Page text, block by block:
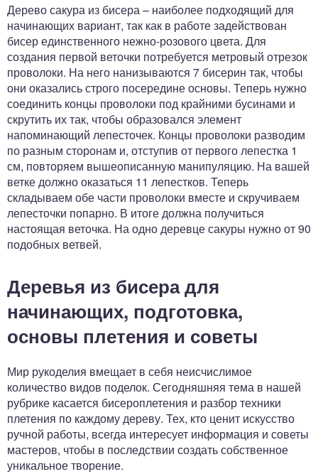
Дерево сакура из бисера – наиболее подходящий для
начинающих вариант, так как в работе задействован
бисер единственного нежно-розового цвета. Для
создания первой веточки потребуется метровый отрезок
проволоки. На него нанизываются 7 бисерин так, чтобы
они оказались строго посередине основы. Теперь нужно
соединить концы проволоки под крайними бусинами и
скрутить их так, чтобы образовался элемент
напоминающий лепесточек. Концы проволоки разводим
по разным сторонам и, отступив от первого лепестка 1
см, повторяем вышеописанную манипуляцию. На вашей
ветке должно оказаться 11 лепестков. Теперь
складываем обе части проволоки вместе и скручиваем
лепесточки попарно. В итоге должна получиться
настоящая веточка. На одно деревце сакуры нужно от 90
подобных ветвей.
Деревья из бисера для
начинающих, подготовка,
основы плетения и советы
Мир рукоделия вмещает в себя неисчислимое
количество видов поделок. Сегодняшняя тема в нашей
рубрике касается бисероплетения и разбор техники
плетения по каждому дереву. Тех, кто ценит искусство
ручной работы, всегда интересует информация и советы
мастеров, чтобы в последствии создать собственное
уникальное творение.